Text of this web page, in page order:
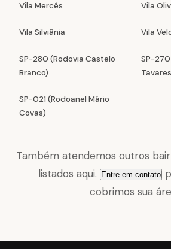
Vila Mercês Vila
Vila Silviânia Vila
SP-280 (Rodovia Castelo
Branco)
SP-
SP-021 (Rodoanel Mário
Covas)
Também atendemos outros
listados aqui.
Entre em contato
cobrimos sua